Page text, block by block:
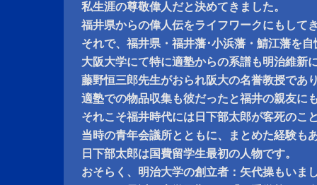
私生涯の尊敬偉人だと決めてきました。
福井県からの偉人伝をライフワークにもして
それで、福井県・福井藩･小浜藩・鯖江藩を
大阪大学にて特に適塾からの系譜も明治維新
藤野恒三郎先生がおられ阪大の名誉教授であ
適塾での物品収集も彼だったと福井の親友に
それこそ福井時代には日下部太郎が客死のこ
当時の青年会議所とともに、まとめた経験も
日下部太郎は国費留学生最初の人物です。
おそらく、明治大学の創立者：矢代操もいま